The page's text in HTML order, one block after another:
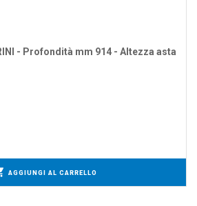
- Profondità mm 914 - Altezza asta
AGGIUNGI AL CARRELLO